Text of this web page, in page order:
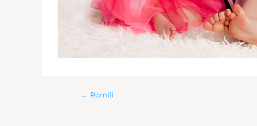
← Romili